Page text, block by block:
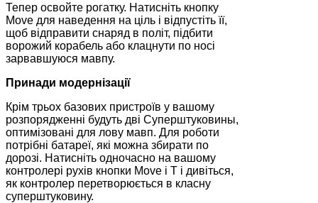
Тепер освойте рогатку. Натисніть кнопку
Move для наведення на ціль і відпустіть її,
щоб відправити снаряд в політ, підбити
ворожий корабель або клацнути по носі
зарвавшуюся мавпу.
Принади модернізації
Крім трьох базових пристроїв у вашому
розпорядженні будуть дві Суперштуковины,
оптимізовані для лову мавп. Для роботи
потрібні батареї, які можна збирати по
дорозі. Натисніть одночасно на вашому
контролері рухів кнопки Move і T і дивіться,
як контролер перетворюється в класну
суперштуковину.